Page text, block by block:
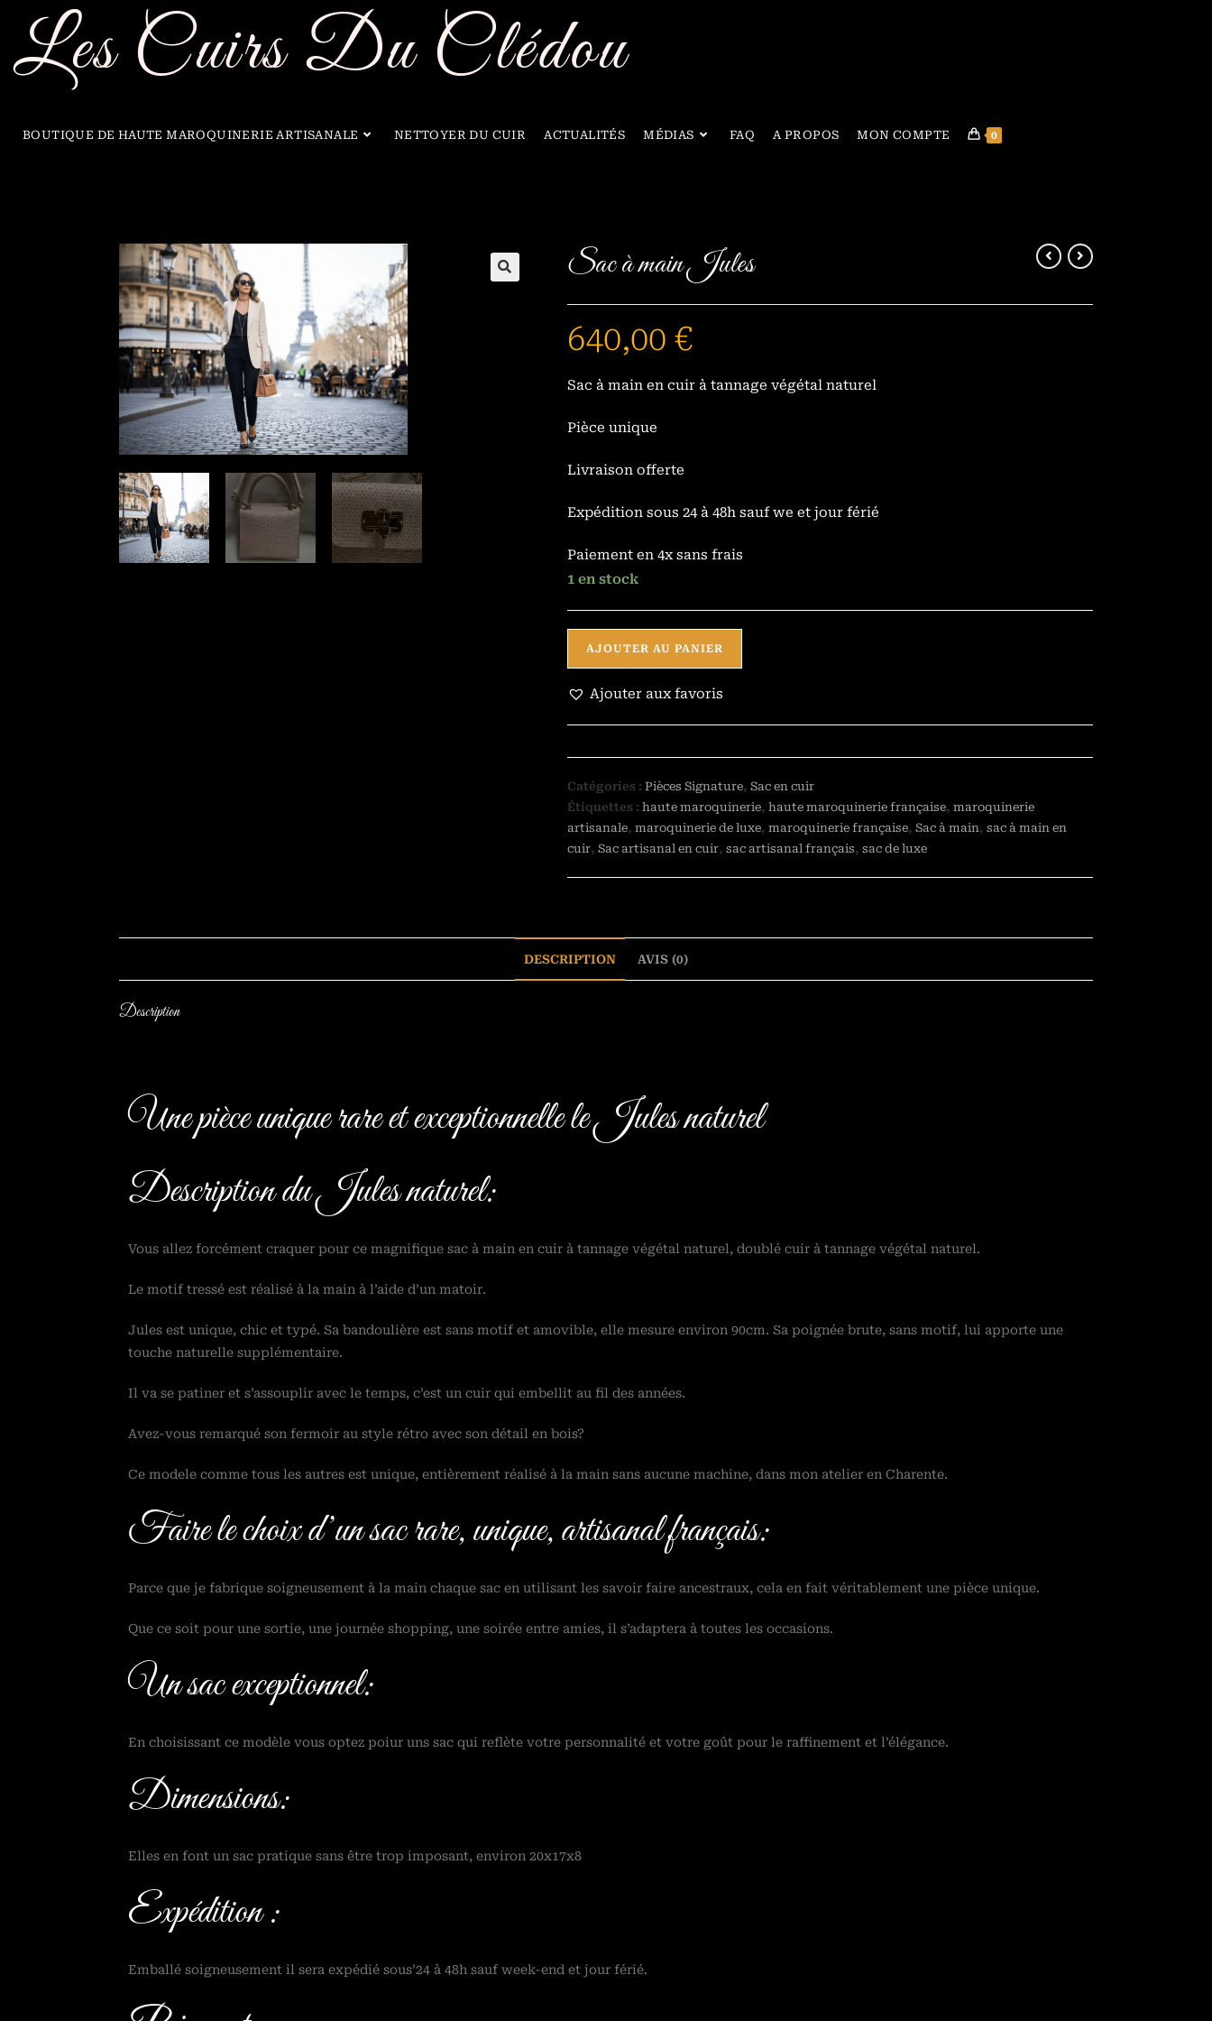
Les Cuirs Du Clédou
BOUTIQUE DE HAUTE MAROQUINERIE ARTISANALE NETTOYER DU CUIR ACTUALITÉS MÉDIAS FAQ A PROPOS MON COMPTE 0
Sac à main Jules
640,00 €
Sac à main en cuir à tannage végétal naturel
Pièce unique
Livraison offerte
Expédition sous 24 à 48h sauf we et jour férié
Paiement en 4x sans frais
1 en stock
AJOUTER AU PANIER
Ajouter aux favoris
Catégories : Pièces Signature, Sac en cuir
Étiquettes : haute maroquinerie, haute maroquinerie française, maroquinerie
artisanale, maroquinerie de luxe, maroquinerie française, Sac à main, sac à main en
cuir, Sac artisanal en cuir, sac artisanal français, sac de luxe
DESCRIPTION AVIS (0)
Description
Une pièce unique rare et exceptionnelle le Jules naturel
Description du Jules naturel:
Vous allez forcément craquer pour ce magnifique sac à main en cuir à tannage végétal naturel, doublé cuir à tannage végétal naturel.
Le motif tressé est réalisé à la main à l’aide d’un matoir.
Jules est unique, chic et typé. Sa bandoulière est sans motif et amovible, elle mesure environ 90cm. Sa poignée brute, sans motif, lui apporte une
touche naturelle supplémentaire.
Il va se patiner et s’assouplir avec le temps, c’est un cuir qui embellit au fil des années.
Avez-vous remarqué son fermoir au style rétro avec son détail en bois?
Ce modele comme tous les autres est unique, entièrement réalisé à la main sans aucune machine, dans mon atelier en Charente.
Faire le choix d’un sac rare, unique, artisanal français:
Parce que je fabrique soigneusement à la main chaque sac en utilisant les savoir faire ancestraux, cela en fait véritablement une pièce unique.
Que ce soit pour une sortie, une journée shopping, une soirée entre amies, il s’adaptera à toutes les occasions.
Un sac exceptionnel:
En choisissant ce modèle vous optez poiur uns sac qui reflète votre personnalité et votre goût pour le raffinement et l’élégance.
Dimensions:
Elles en font un sac pratique sans être trop imposant, environ 20x17x8
Expédition :
Emballé soigneusement il sera expédié sous’24 à 48h sauf week-end et jour férié.